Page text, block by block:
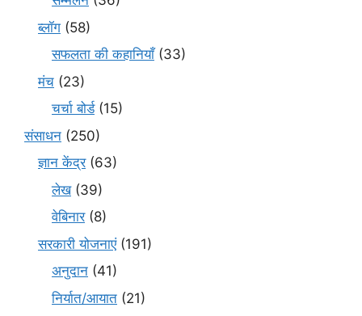
ब्लॉग (58)
सफलता की कहानियाँ(33)
मंच (23)
चर्चा बोर्ड(15)
संसाधन (250)
ज्ञान केंद्र(63)
लेख(39)
वेबिनार(8)
सरकारी योजनाएं(191)
अनुदान (41)
निर्यात/आयात (21)